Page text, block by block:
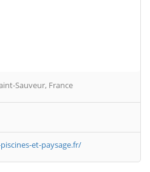
Sauveur, France
et-paysage.fr/